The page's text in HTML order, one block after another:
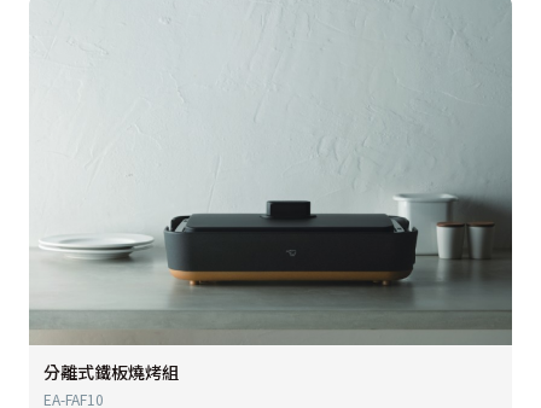
分離式鐵板燒烤組
EA-FAF10